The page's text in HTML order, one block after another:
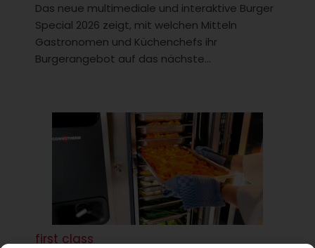
Das neue multimediale und interaktive Burger
Special 2026 zeigt, mit welchen Mitteln
Gastronomen und Küchenchefs ihr
Burgerangebot auf das nächste...
first class